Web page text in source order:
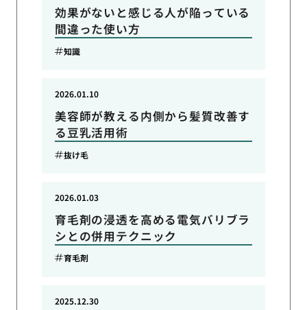
効果がないと感じる人が陥っている
間違った使い方
知識
美容師が教える内側から髪質改善す
る豆乳活用術
2026.01.10
抜け毛
育毛剤の浸透を高める電気バリブラ
シとの併用テクニック
2026.01.03
育毛剤
2025.12.30